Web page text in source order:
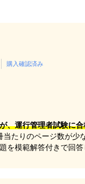
購入確認済み
、運行管理者試験に合
たりのページ数が
を模範解答付きで回答